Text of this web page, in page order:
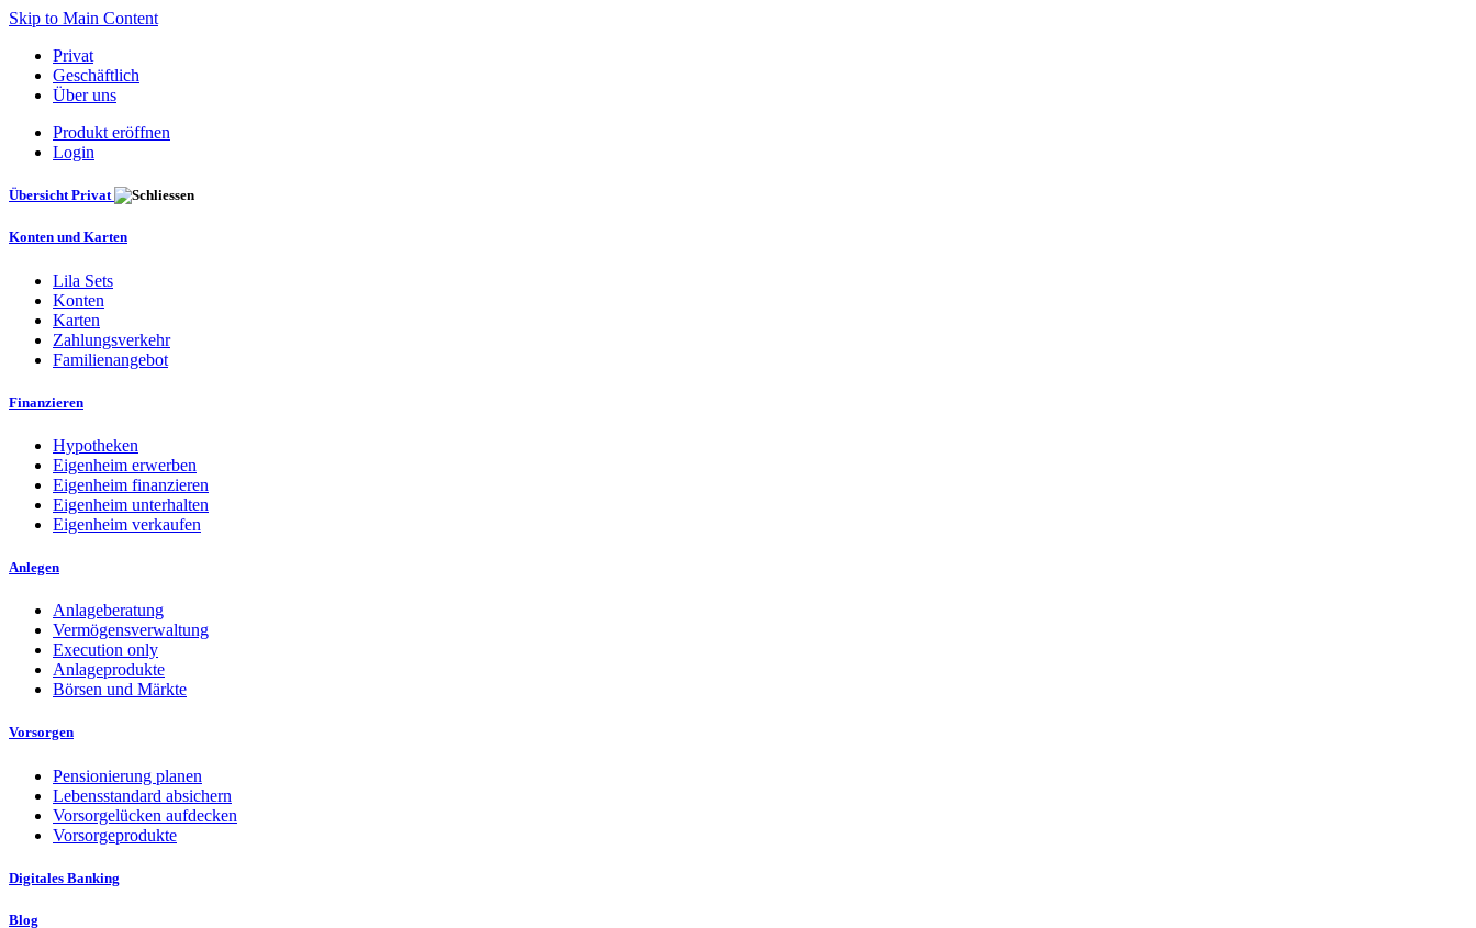
Skip to Main Content
Privat
Geschäftlich
Über uns
Produkt eröffnen
Login
Übersicht Privat
Konten und Karten
Lila Sets
Konten
Karten
Zahlungsverkehr
Familienangebot
Finanzieren
Hypotheken
Eigenheim erwerben
Eigenheim finanzieren
Eigenheim unterhalten
Eigenheim verkaufen
Anlegen
Anlageberatung
Vermögensverwaltung
Execution only
Anlageprodukte
Börsen und Märkte
Vorsorgen
Pensionierung planen
Lebensstandard absichern
Vorsorgelücken aufdecken
Vorsorgeprodukte
Digitales Banking
Blog